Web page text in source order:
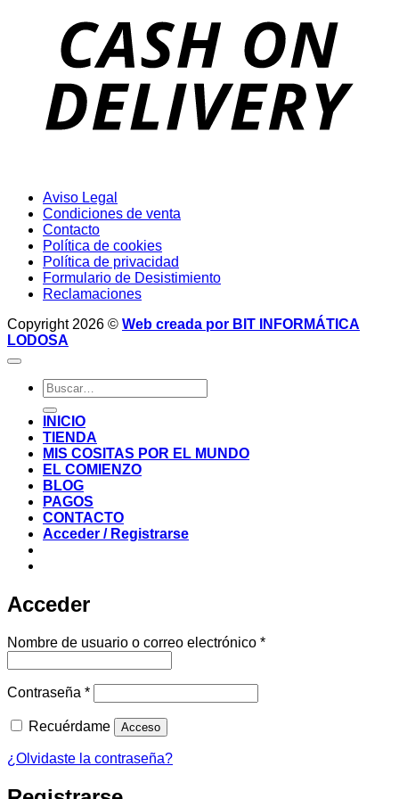
Aviso Legal
Condiciones de venta
Contacto
Política de cookies
Política de privacidad
Formulario de Desistimiento
Reclamaciones
Copyright 2026 © Web creada por BIT INFORMÁTICA
LODOSA
Buscar
por:
INICIO
TIENDA
MIS COSITAS POR EL MUNDO
EL COMIENZO
BLOG
PAGOS
CONTACTO
Acceder / Registrarse
Acceder
Nombre de usuario o correo electrónico *Obligatorio
Contraseña *Obligatorio
Recuérdame Acceso
¿Olvidaste la contraseña?